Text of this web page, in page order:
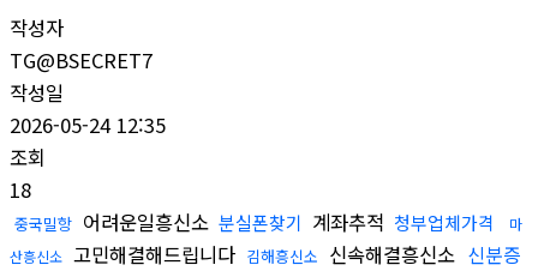
작성자
TG@BSECRET7
작성일
2026-05-24 12:35
조회
18
중국밀항 어려운일흥신소 분실폰찾기 계좌추적 청부업체가격
마
산흥신소 고민해결해드립니다 김해흥신소 신속해결흥신소 신분증